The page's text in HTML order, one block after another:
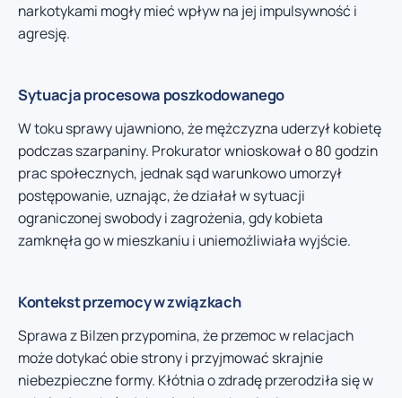
narkotykami mogły mieć wpływ na jej impulsywność i
agresję.
Sytuacja procesowa poszkodowanego
W toku sprawy ujawniono, że mężczyzna uderzył kobietę
podczas szarpaniny. Prokurator wnioskował o 80 godzin
prac społecznych, jednak sąd warunkowo umorzył
postępowanie, uznając, że działał w sytuacji
ograniczonej swobody i zagrożenia, gdy kobieta
zamknęła go w mieszkaniu i uniemożliwiała wyjście.
Kontekst przemocy w związkach
Sprawa z Bilzen przypomina, że przemoc w relacjach
może dotykać obie strony i przyjmować skrajnie
niebezpieczne formy. Kłótnia o zdradę przerodziła się w